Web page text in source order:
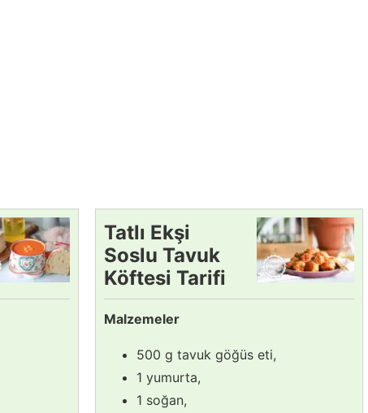
Tatlı Ekşi
Soslu Tavuk
Köftesi Tarifi
Malzemeler
500 g tavuk göğüs eti,
1 yumurta,
1 soğan,